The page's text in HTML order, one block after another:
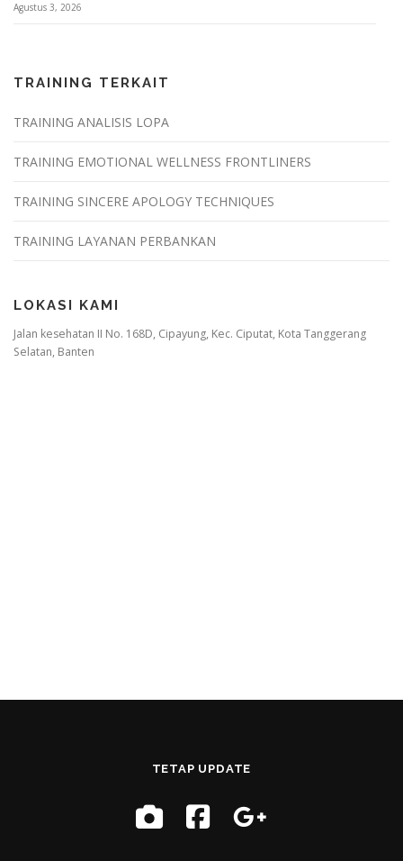
Agustus 3, 2026
TRAINING TERKAIT
TRAINING ANALISIS LOPA
TRAINING EMOTIONAL WELLNESS FRONTLINERS
TRAINING SINCERE APOLOGY TECHNIQUES
TRAINING LAYANAN PERBANKAN
LOKASI KAMI
Jalan kesehatan II No. 168D, Cipayung, Kec. Ciputat, Kota Tanggerang
Selatan, Banten
TETAP UPDATE